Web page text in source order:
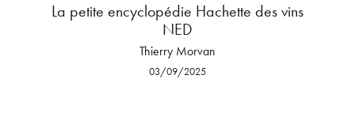
La petite encyclopédie Hachette des vins
NED
Thierry Morvan
03/09/2025